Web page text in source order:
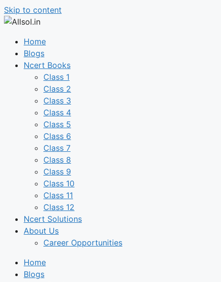
Skip to content
Home
Blogs
Ncert Books
Class 1
Class 2
Class 3
Class 4
Class 5
Class 6
Class 7
Class 8
Class 9
Class 10
Class 11
Class 12
Ncert Solutions
About Us
Career Opportunities
Home
Blogs